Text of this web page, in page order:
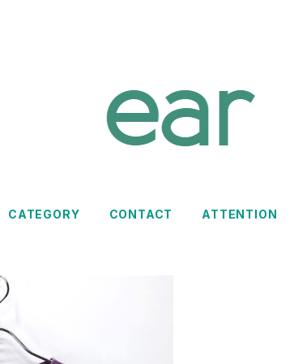
CATEGORY CONTACT ATTENTION